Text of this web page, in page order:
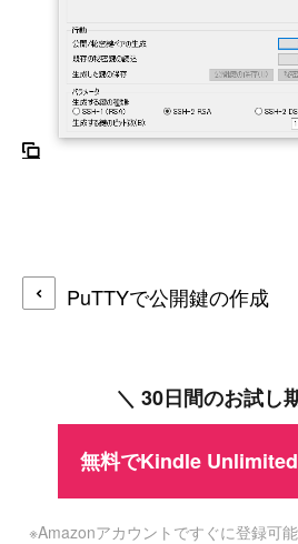
PuTTYで公開鍵の作成
＼ 30日間のお試し
無料でKindle
※Amazonアカウントですぐに登録可